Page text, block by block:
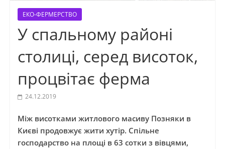
ЕКО-ФЕРМЕРСТВО
У спальному районі
столиці, серед висоток,
процвітає ферма
24.12.2019
Між висотками житлового масиву Позняки в
Києві продовжує жити хутір. Спільне
господарство на площі в 63 сотки з вівцями,